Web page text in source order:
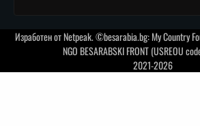
Изработен отNetpeak. ©besarabia.bg: My Country
NGO BESARABSKI FRONT (USREOU
2021-2026